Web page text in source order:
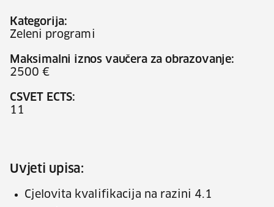
Kategorija:
Zeleni programi
Maksimalni iznos vaučera za obrazovanje:
2500 €
CSVET ECTS:
11
Uvjeti upisa:
Cjelovita kvalifikacija na razini 4.1